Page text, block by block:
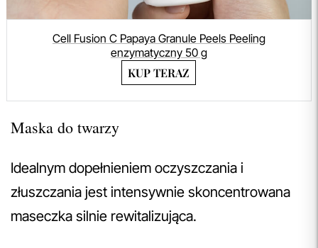
Cell Fusion C Papaya Granule Peels Peeling
enzymatyczny 50 g
KUP TERAZ
Maska do twarzy
Idealnym dopełnieniem oczyszczania i
złuszczania jest intensywnie skoncentrowana
maseczka silnie rewitalizująca.